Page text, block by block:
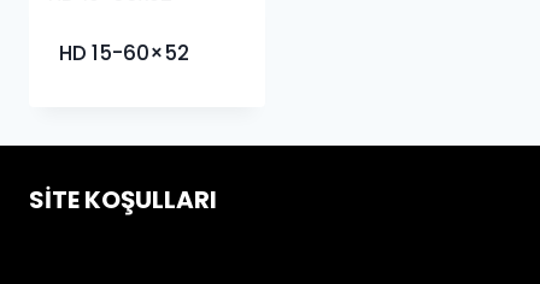
HD 15-60×52
SITE KOŞULLARI